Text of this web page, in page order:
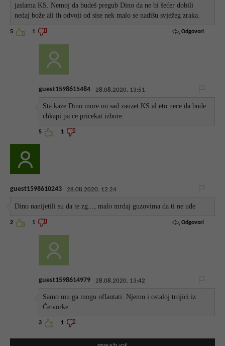
jaslama KS. Nemoj da budeš pregub Dino da ne bi šećer dobili
nedaj bože ali ih odvoji od sise nek malo se nadišu svježeg zraka.
5 1 Odgovori
guest1598615484 28.08.2020. 13:51
Sta kaze Dino more on sad zauzet KS al eto nece da bude
chkapi pa ce pricekat izbore.
5 1
guest1598610243 28.08.2020. 12:24
Dino nanijetili su da te zg..., malo mrdaj guzovima da ti ne uđe
2 1 Odgovori
guest1598614979 28.08.2020. 13:42
Samo mu ga mogu oflautati. Njemu i ostaloj trojici iz
Četvorke.
3 1